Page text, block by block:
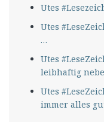
Utes
Utes
…
Utes
leibhaftig
Utes
immer alles